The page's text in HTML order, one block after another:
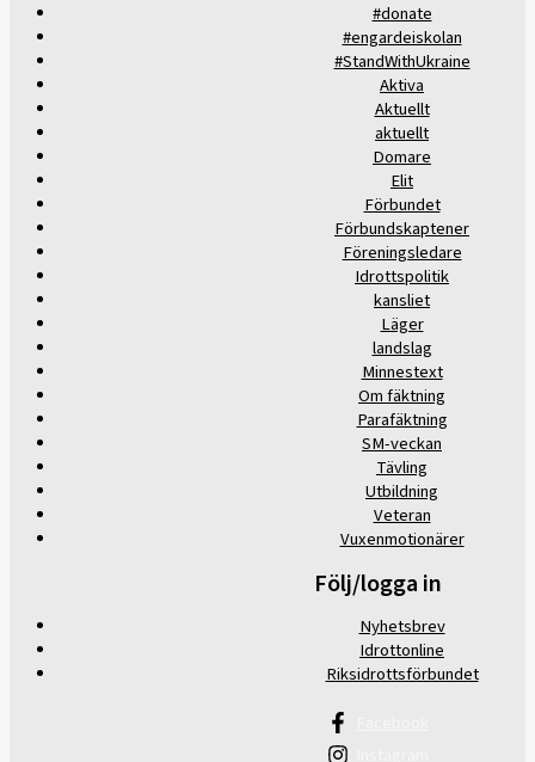
#donate
#engardeiskolan
#StandWithUkraine
Aktiva
Aktuellt
aktuellt
Domare
Elit
Förbundet
Förbundskaptener
Föreningsledare
Idrottspolitik
kansliet
Läger
landslag
Minnestext
Om fäktning
Parafäktning
SM-veckan
Tävling
Utbildning
Veteran
Vuxenmotionärer
Följ/logga in
Nyhetsbrev
Idrottonline
Riksidrottsförbundet